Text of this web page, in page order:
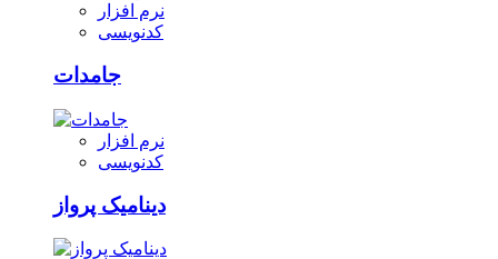
نرم افزار
کدنویسی
جامدات
نرم افزار
کدنویسی
دینامیک پرواز